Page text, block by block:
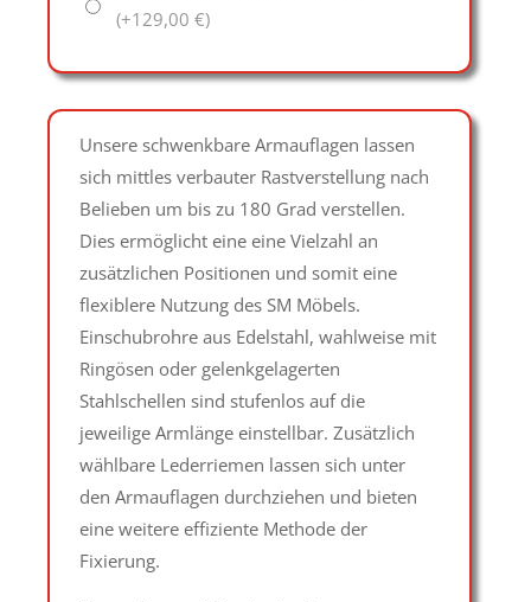
(+129,00 €)
Unsere schwenkbare Armauflagen lassen
sich mittles verbauter Rastverstellung nach
Belieben um bis zu 180 Grad verstellen.
Dies ermöglicht eine eine Vielzahl an
zusätzlichen Positionen und somit eine
flexiblere Nutzung des SM Möbels.
Einschubrohre aus Edelstahl, wahlweise mit
Ringösen oder gelenkgelagerten
Stahlschellen sind stufenlos auf die
jeweilige Armlänge einstellbar. Zusätzlich
wählbare Lederriemen lassen sich unter
den Armauflagen durchziehen und bieten
eine weitere effiziente Methode der
Fixierung.